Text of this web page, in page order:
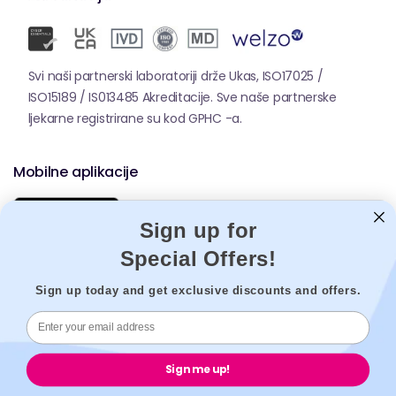
Svi naši partnerski laboratoriji drže Ukas, ISO17025 /
ISO15189 / IS013485 Akreditacije. Sve naše partnerske
ljekarne registrirane su kod GPHC -a.
Mobilne aplikacije
© 2026,Welzo. Sva prava pridržana.
Sign up for
Special Offers!
Sign up today and get exclusive discounts and offers.
Sign me up!